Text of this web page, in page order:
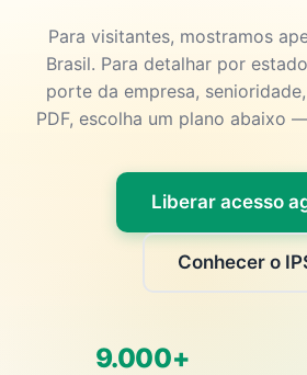
Para visitantes, mostramos
Brasil. Para detalhar por
porte da empresa,
PDF, escolha um plano abaixo
Liberar acesso
Conhecer o
9.000+